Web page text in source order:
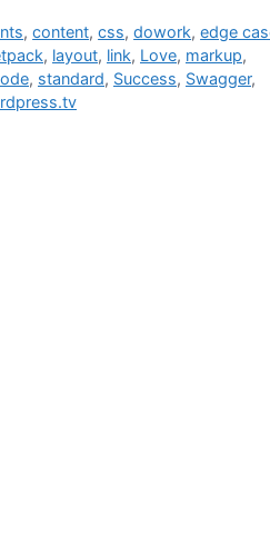
,content,css,dowork,edge
, layout, link, Love, markup,
, standard, Success, Swagger,